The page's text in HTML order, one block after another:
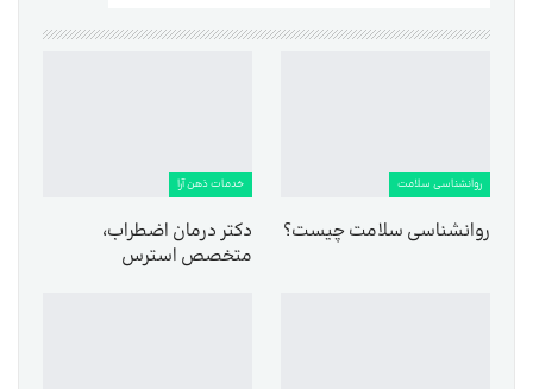
روانشناسی سلامت
روانشناسی سلامت چیست؟
خدمات ذهن آرا
دکتر درمان اضطراب،
متخصص استرس